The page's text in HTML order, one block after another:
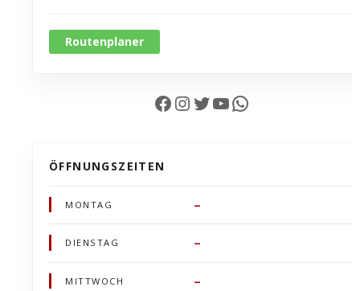
Routenplaner
Facebook InstagramTwitter YouTube WhatsApp
ÖFFNUNGSZEITEN
MONTAG –
DIENSTAG –
MITTWOCH –